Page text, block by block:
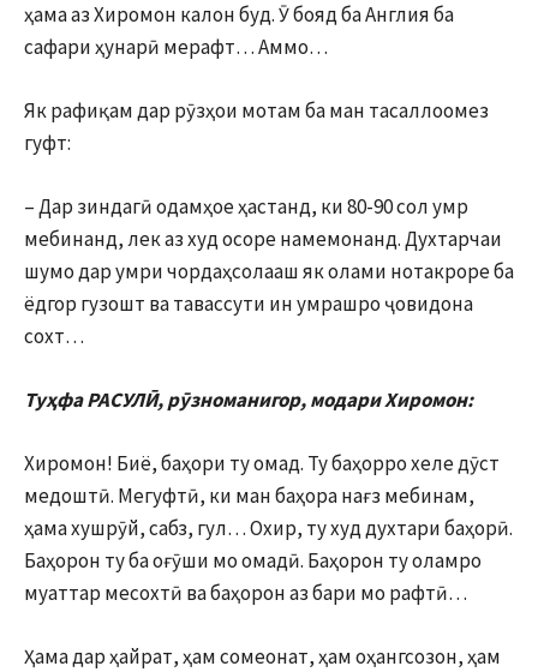
ҳама аз Хиромон калон буд. Ӯ бояд ба Англия ба
сафари ҳунарӣ мерафт… Аммо…
Як рафиқам дар рӯзҳои мотам ба ман тасаллоомез
гуфт:
– Дар зиндагӣ одамҳое ҳастанд, ки 80-90 сол умр
мебинанд, лек аз худ осоре намемонанд. Духтарчаи
шумо дар умри чордаҳсолааш як олами нотакроре ба
ёдгор гузошт ва тавассути ин умрашро ҷовидона
сохт…
Туҳфа РАСУЛӢ, рӯзноманигор, модари Хиромон:
Хиромон! Биё, баҳори ту омад. Ту баҳорро хеле дӯст
медоштӣ. Мегуфтӣ, ки ман баҳора нағз мебинам,
ҳама хушрӯй, сабз, гул… Охир, ту худ духтари баҳорӣ.
Баҳорон ту ба оғӯши мо омадӣ. Баҳорон ту оламро
муаттар месохтӣ ва баҳорон аз бари мо рафтӣ…
Ҳама дар ҳайрат, ҳам сомеонат, ҳам оҳангсозон, ҳам